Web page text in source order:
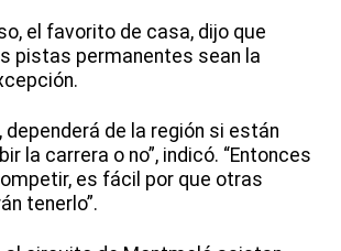
el favorito de casa, dijo que
pistas permanentes sean la
dependerá de la región si están
la carrera o no”, indicó. “Entonces
es fácil por que otras
tenerlo”.